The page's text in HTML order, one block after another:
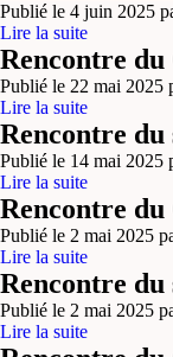
Publié le 4 juin 2025
Lire la suite
Rencontre
Publié le 22 mai 2025
Lire la suite
Rencontre du
Publié le 14 mai 2025
Lire la suite
Rencontre
Publié le 2 mai 2025
Lire la suite
Rencontre du
Publié le 2 mai 2025
Lire la suite